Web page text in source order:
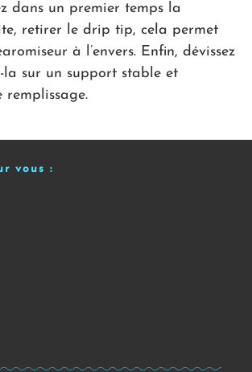
dans un premier temps la
retirer le drip tip, cela permet
à l’envers. Enfin, dévissez
la sur un support stable et
remplissage.
vous :